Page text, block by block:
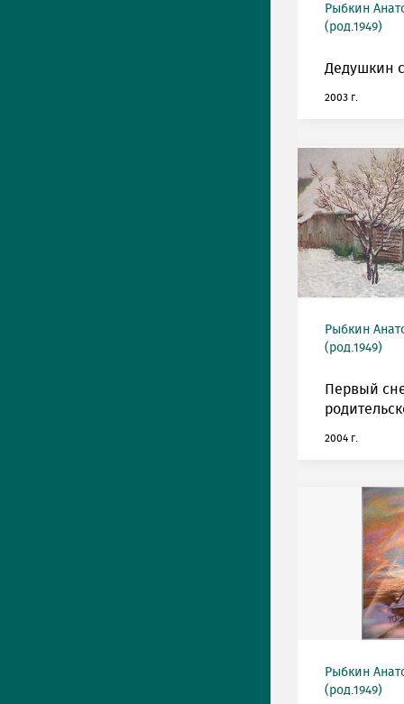
Рыбкин
(род.1949)
Дедушкин
2003 г.
Рыбкин
(род.1949)
Первый
2004 г.
Рыбкин
(род.1949)